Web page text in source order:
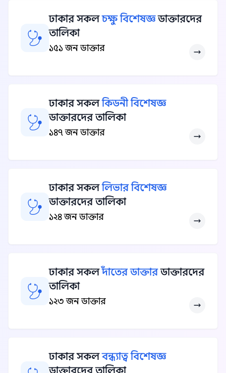
ঢাকার সকলচক্ষু বিশেষজ্ঞডাক্তারদের
তালিকা
১৫১ জন ডাক্তার
ঢাকার সকলকিডনী বিশেষজ্ঞ
ডাক্তারদের তালিকা
১৪৭ জন ডাক্তার
ঢাকার সকললিভার বিশেষজ্ঞ
ডাক্তারদের তালিকা
১২৪ জন ডাক্তার
ঢাকার সকলদাঁতের ডাক্তারডাক্তারদের
তালিকা
১২৩ জন ডাক্তার
ঢাকার সকলবন্ধ্যাত্ব বিশেষজ্ঞ